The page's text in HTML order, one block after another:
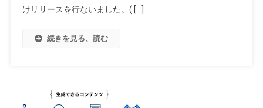
けリリースを行ないました。( […]
続きを見る、読む